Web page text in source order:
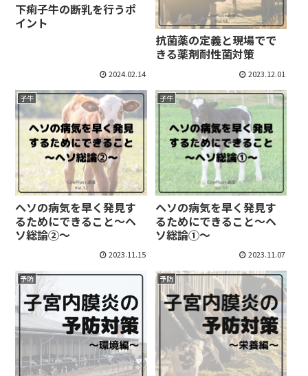
下痢子牛の断乳を行うポ
イント
2024.02.14
抗菌薬の定義と現場でで
きる薬剤耐性菌対策
2023.12.01
子牛
ヘソの病気を早く発見す
るためにできること～ヘ
ソ総論②〜
2023.11.15
子牛
ヘソの病気を早く発見す
るためにできること～ヘ
ソ総論①～
2023.11.07
予防 予防